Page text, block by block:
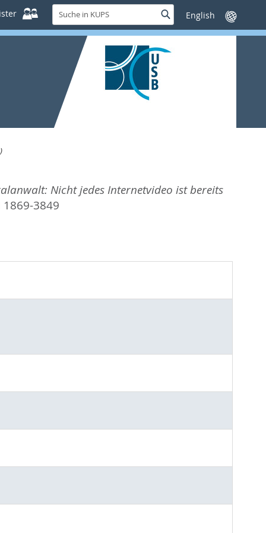
Suche
in
KUPS
SucheSprache
wechseln
Nicht jedes Internetvideo ist bereits
1869-3849